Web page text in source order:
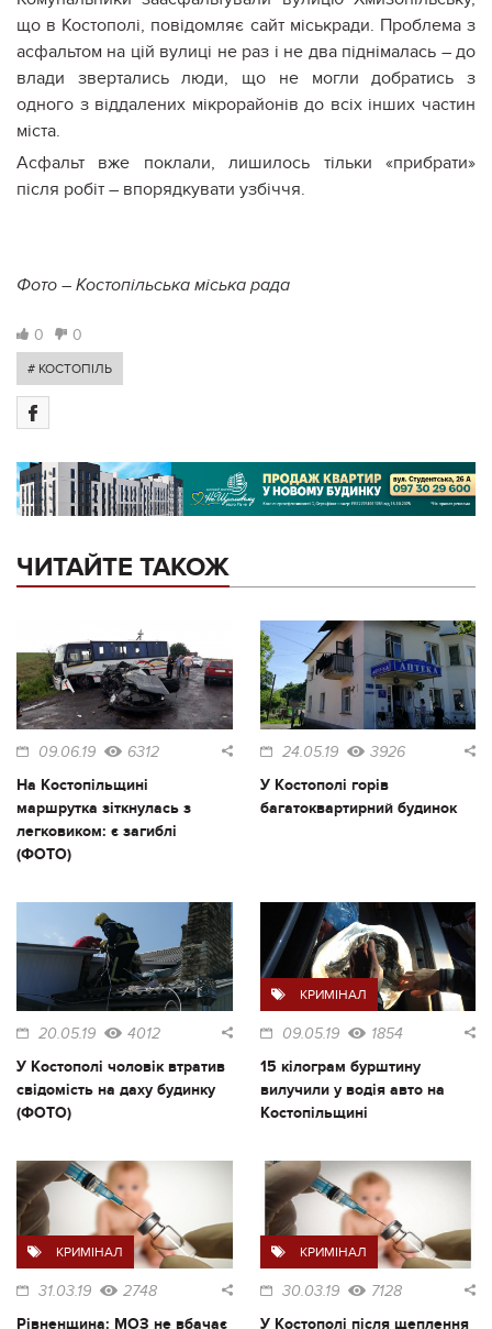
що в Костополі, повідомляє сайт міськради. Проблема з
асфальтом на цій вулиці не раз і не два піднімалась – до
влади звертались люди, що не могли добратись з
одного з віддалених мікрорайонів до всіх інших частин
міста.
Асфальт вже поклали, лишилось тільки «прибрати»
після робіт – впорядкувати узбіччя.
Фото – Костопільська міська рада
0 0
# КОСТОПІЛЬ
ЧИТАЙТЕ ТАКОЖ
09.06.19 6312
На Костопільщині
маршрутка зіткнулась з
легковиком: є загиблі
(ФОТО)
24.05.19 3926
У Костополі горів
багатоквартирний будинок
20.05.19 4012
У Костополі чоловік втратив
свідомість на даху будинку
(ФОТО)
КРИМІНАЛ
09.05.19 1854
15 кілограм бурштину
вилучили у водія авто на
Костопільщині
КРИМІНАЛ
31.03.19 2748
Рівненщина: МОЗ не вбачає
КРИМІНАЛ
30.03.19 7128
У Костополі після щеплення